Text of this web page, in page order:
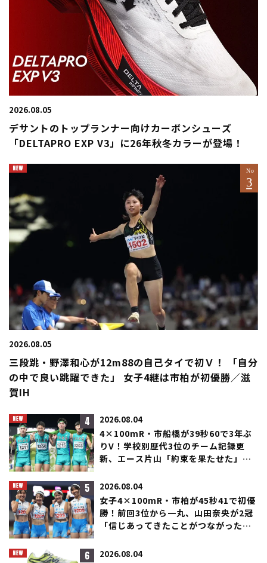
2026.08.05
デサントのトップランナー向けカーボンシューズ
「DELTAPRO EXP V3」に26年秋冬カラーが登場！
2026.08.05
三段跳・野澤和心が12m88の自己タイで初Ｖ！ 「自分
の中で良い跳躍できた」 女子4継は市柏が初優勝／滋
賀IH
4 2026.08.04
4×100mR・市船橋が39秒60で3年ぶ
りV！学校別歴代3位のチーム記録更
新、エース片山「約束を果たせた」／
5 2026.08.04
女子4×100mR・市柏が45秒41で初優
勝！前回3位から一丸、山田奈央が2冠
「信じあってきたことがつながった」
6 2026.08.04